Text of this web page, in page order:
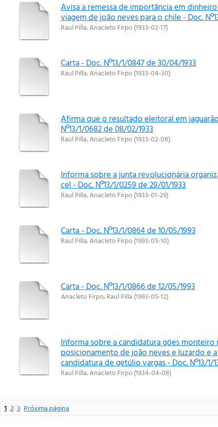
Avisa a remessa de importância em
viagem de joâo neves para o chile - Doc.
Raul Pilla;Anacleto Firpo(1933-02-17)
Carta - Doc. Nº13/1/0847 de 30/04/1933
Raul Pilla;Anacleto Firpo(1933-04-30)
Afirma que o resultado eleitoral em
Nº13/1/0682 de 08/02/1933
Raul Pilla;Anacleto Firpo(1933-02-08)
Informa sobre a junta revolucionária
cel - Doc. Nº13/1/0259 de 29/01/1933
Raul Pilla;Anacleto Firpo(1933-01-29)
Carta - Doc. Nº13/1/0864 de 10/05/1993
Raul Pilla;Anacleto Firpo(1993-05-10)
Carta - Doc. Nº13/1/0866 de 12/05/1993
Anacleto Firpo;Raul Pilla (1993-05-12)
Informa sobre a candidatura góes
posicionamento de joão neves e luzardo e
candidatura de getúlio vargas - Doc. Nº13/1/
Raul Pilla;Anacleto Firpo(1934-04-08)
1 2 3 Próxima página